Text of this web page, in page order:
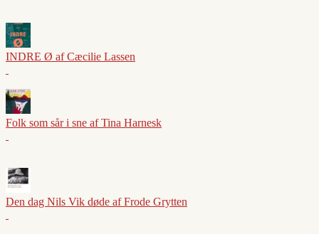
INDRE Ø af Cæcilie Lassen
Folk som sår i sne af Tina Harnesk
Den dag Nils Vik døde af Frode Grytten